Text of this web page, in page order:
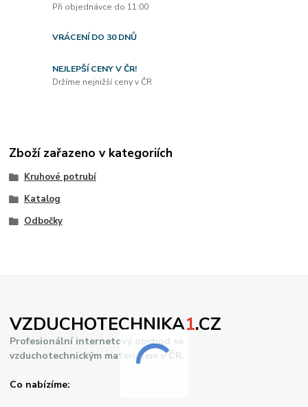
Při objednávce do 11:00
VRÁCENÍ DO 30 DNŮ
NEJLEPŠÍ CENY V ČR!
Držíme nejnižší ceny v ČR
Zboží zařazeno v kategoriích
Kruhové potrubí
Katalog
Odbočky
VZDUCHOTECHNIKA1.CZ
Profesionální internetový obchod se
vzduchotechnickým materiálem v ČR.
Co nabízíme: